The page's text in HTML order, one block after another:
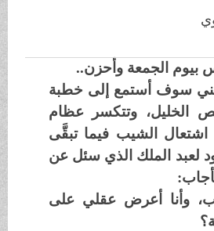
بيوم الجمعة وأحزن..
سوف أستمع إلى خطبة
الخليل، وتتكسر عظام
الشيب فيما تبقَّى
الملك الذي سئل عن
وأنا أعرض عقلي على